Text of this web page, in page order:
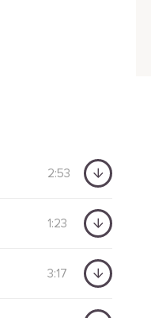
2:53
1:23
3:17